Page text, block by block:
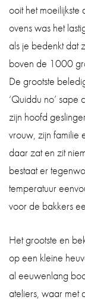
ooit het moeilijkste
ovens was het
als je bedenkt dat
boven de 1000
De grootste
‘Quiddu no’ sape
zijn hoofd
vrouw, zijn familie
daar zat en zit
bestaat er
temperatuur
voor de bakkers
Het grootste en
op een kleine
al eeuwenlang
ateliers, waar met